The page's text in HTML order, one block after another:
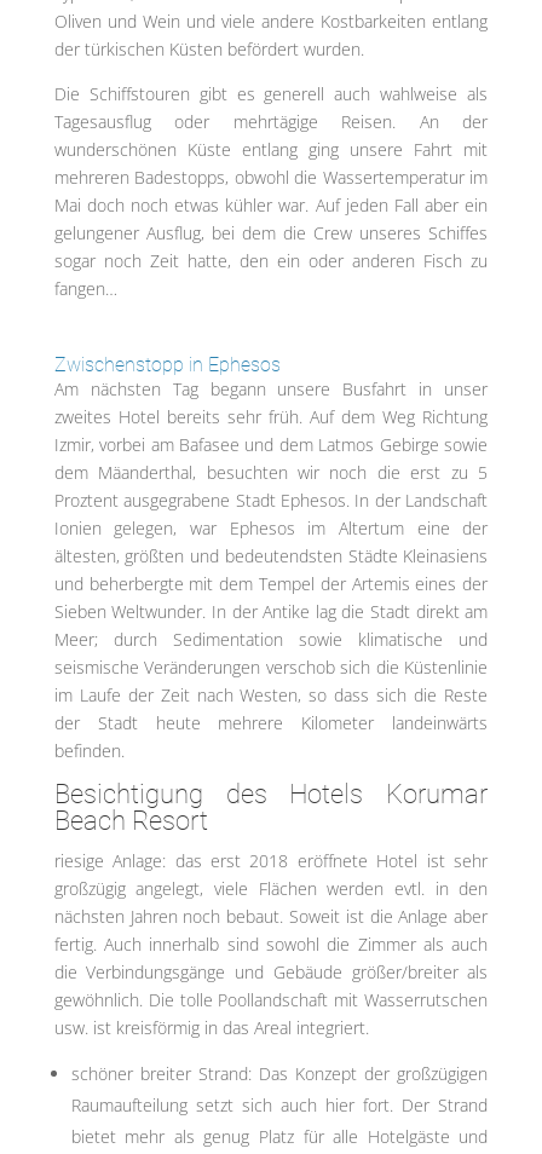
Oliven und Wein und viele andere Kostbarkeiten entlang
der türkischen Küsten befördert wurden.
Die Schiffstouren gibt es generell auch wahlweise als
Tagesausflug oder mehrtägige Reisen. An der
wunderschönen Küste entlang ging unsere Fahrt mit
mehreren Badestopps, obwohl die Wassertemperatur im
Mai doch noch etwas kühler war. Auf jeden Fall aber ein
gelungener Ausflug, bei dem die Crew unseres Schiffes
sogar noch Zeit hatte, den ein oder anderen Fisch zu
fangen…
Zwischenstopp in Ephesos
Am nächsten Tag begann unsere Busfahrt in unser
zweites Hotel bereits sehr früh. Auf dem Weg Richtung
Izmir, vorbei am Bafasee und dem Latmos Gebirge sowie
dem Mäanderthal, besuchten wir noch die erst zu 5
Proztent ausgegrabene Stadt Ephesos. In der Landschaft
Ionien gelegen, war Ephesos im Altertum eine der
ältesten, größten und bedeutendsten Städte Kleinasiens
und beherbergte mit dem Tempel der Artemis eines der
Sieben Weltwunder. In der Antike lag die Stadt direkt am
Meer; durch Sedimentation sowie klimatische und
seismische Veränderungen verschob sich die Küstenlinie
im Laufe der Zeit nach Westen, so dass sich die Reste
der Stadt heute mehrere Kilometer landeinwärts
befinden.
Besichtigung des Hotels Korumar
Beach Resort
riesige Anlage: das erst 2018 eröffnete Hotel ist sehr
großzügig angelegt, viele Flächen werden evtl. in den
nächsten Jahren noch bebaut. Soweit ist die Anlage aber
fertig. Auch innerhalb sind sowohl die Zimmer als auch
die Verbindungsgänge und Gebäude größer/breiter als
gewöhnlich. Die tolle Poollandschaft mit Wasserrutschen
usw. ist kreisförmig in das Areal integriert.
schöner breiter Strand: Das Konzept der großzügigen
Raumaufteilung setzt sich auch hier fort. Der Strand
bietet mehr als genug Platz für alle Hotelgäste und